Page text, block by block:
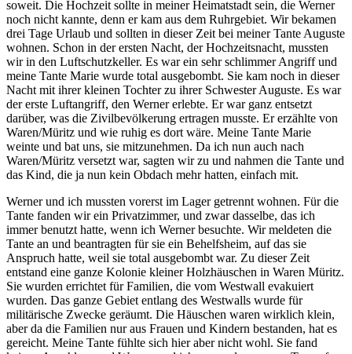
soweit. Die Hochzeit sollte in meiner Heimatstadt sein, die Werner
noch nicht kannte, denn er kam aus dem Ruhrgebiet. Wir bekamen
drei Tage Urlaub und sollten in dieser Zeit bei meiner Tante Auguste
wohnen. Schon in der ersten Nacht, der Hochzeitsnacht, mussten
wir in den Luftschutzkeller. Es war ein sehr schlimmer Angriff und
meine Tante Marie wurde total ausgebombt. Sie kam noch in dieser
Nacht mit ihrer kleinen Tochter zu ihrer Schwester Auguste. Es war
der erste Luftangriff, den Werner erlebte. Er war ganz entsetzt
darüber, was die Zivilbevölkerung ertragen musste. Er erzählte von
Waren/Müritz und wie ruhig es dort wäre. Meine Tante Marie
weinte und bat uns, sie mitzunehmen. Da ich nun auch nach
Waren/Müritz versetzt war, sagten wir zu und nahmen die Tante und
das Kind, die ja nun kein Obdach mehr hatten, einfach mit.
Werner und ich mussten vorerst im Lager getrennt wohnen. Für die
Tante fanden wir ein Privatzimmer, und zwar dasselbe, das ich
immer benutzt hatte, wenn ich Werner besuchte. Wir meldeten die
Tante an und beantragten für sie ein Behelfsheim, auf das sie
Anspruch hatte, weil sie total ausgebombt war. Zu dieser Zeit
entstand eine ganze Kolonie kleiner Holzhäuschen in Waren Müritz.
Sie wurden errichtet für Familien, die vom Westwall evakuiert
wurden. Das ganze Gebiet entlang des Westwalls wurde für
militärische Zwecke geräumt. Die Häuschen waren wirklich klein,
aber da die Familien nur aus Frauen und Kindern bestanden, hat es
gereicht. Meine Tante fühlte sich hier aber nicht wohl. Sie fand